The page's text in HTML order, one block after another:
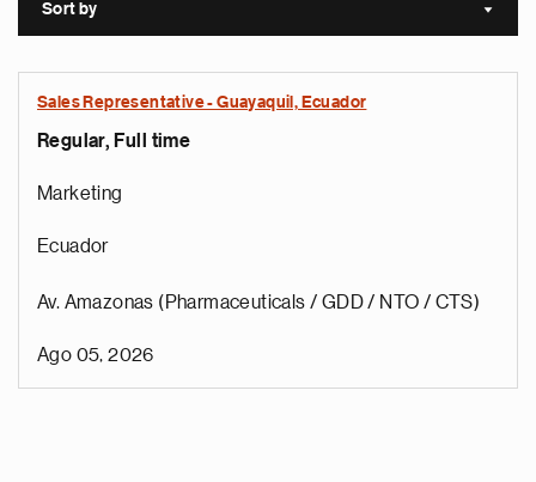
Sort by Sort
Sales Representative - Guayaquil, Ecuador
Regular, Full time
Marketing
Ecuador
Av. Amazonas (Pharmaceuticals / GDD / NTO / CTS)
Ago 05, 2026